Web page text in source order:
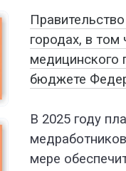
городах, в том
медицинского
бюджете
В 2025 году
мере